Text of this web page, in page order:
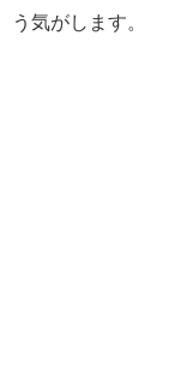
う気がします。